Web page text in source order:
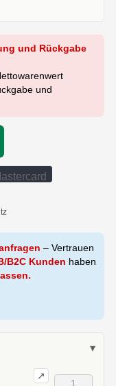
und Rückgabe
und
– Vertrauen
B2C Kunden haben
▾
↗